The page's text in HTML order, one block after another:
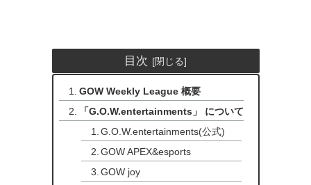
目次
GOW Weekly League 概要
「G.O.W.entertainments」 について
G.O.W.entertainments(公式)
GOW APEX&esports
GOW joy